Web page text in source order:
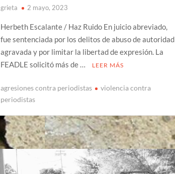
grieta 2 mayo, 2023
Herbeth Escalante / Haz Ruido En juicio abreviado,
fue sentenciada por los delitos de abuso de autoridad
agravada y por limitar la libertad de expresión. La
FEADLE solicitó más de …
LEER MÁS
agresiones contra periodistas
violencia contra
periodistas